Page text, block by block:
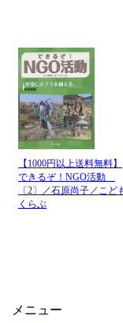
【1000円以上送料無料】
できるぞ！NGO活動
〔2〕／石原尚子／こど
くらぶ
メニュー